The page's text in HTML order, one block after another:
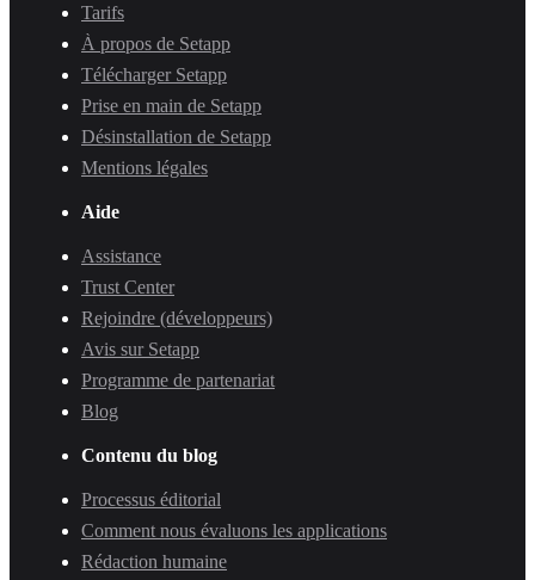
Tarifs
À propos de Setapp
Télécharger Setapp
Prise en main de Setapp
Désinstallation de Setapp
Mentions légales
Aide
Assistance
Trust Center
Rejoindre (développeurs)
Avis sur Setapp
Programme de partenariat
Blog
Contenu du blog
Processus éditorial
Comment nous évaluons les applications
Rédaction humaine